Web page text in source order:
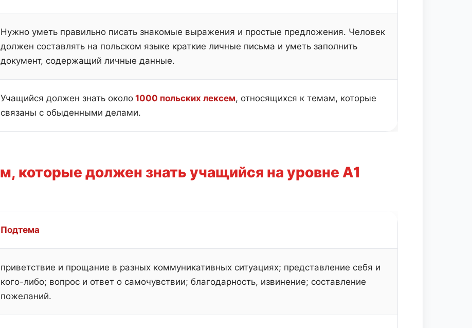
Нужно уметь правильно писать знакомые выражения и простые предложения. Человек
должен составлять на польском языке краткие личные письма и уметь заполнить
документ, содержащий личные данные.
Учащийся должен знать около 1000 польских лексем, относящихся к темам, которые
связаны с обыденными делами.
которые должен знать учащийся на уровне А1
Подтема
приветствие и прощание в разных коммуникативных ситуациях; представление себя и
кого-либо; вопрос и ответ о самочувствии; благодарность, извинение; составление
пожеланий.